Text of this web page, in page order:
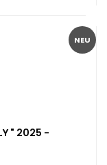
NEU
" 2025 -